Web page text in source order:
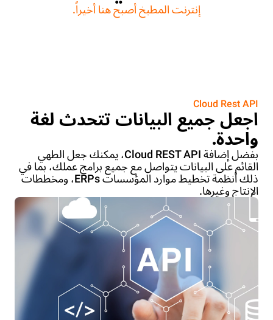
إنترنت المطبخ أصبح هنا أخيراً.
Cloud Rest API
اجعل جميع البيانات تتحدث لغة
واحدة.
بفضل إضافة Cloud REST API، يمكنك جعل الطهي
القائم على البيانات يتواصل مع جميع برامج عملك، بما في
ذلك أنظمة تخطيط موارد المؤسسات ERPs، ومخططات
الإنتاج وغيرها.